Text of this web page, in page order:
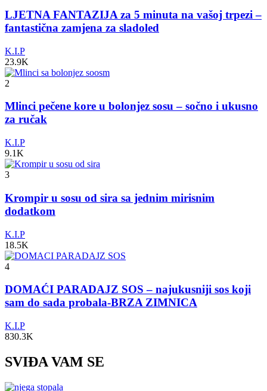
LJETNA FANTAZIJA za 5 minuta na vašoj trpezi –
fantastična zamjena za sladoled
K.I.P
23.9K
2
Mlinci pečene kore u bolonjez sosu – sočno i ukusno
za ručak
K.I.P
9.1K
3
Krompir u sosu od sira sa jednim mirisnim
dodatkom
K.I.P
18.5K
4
DOMAĆI PARADAJZ SOS – najukusniji sos koji
sam do sada probala-BRZA ZIMNICA
K.I.P
830.3K
SVIĐA VAM SE